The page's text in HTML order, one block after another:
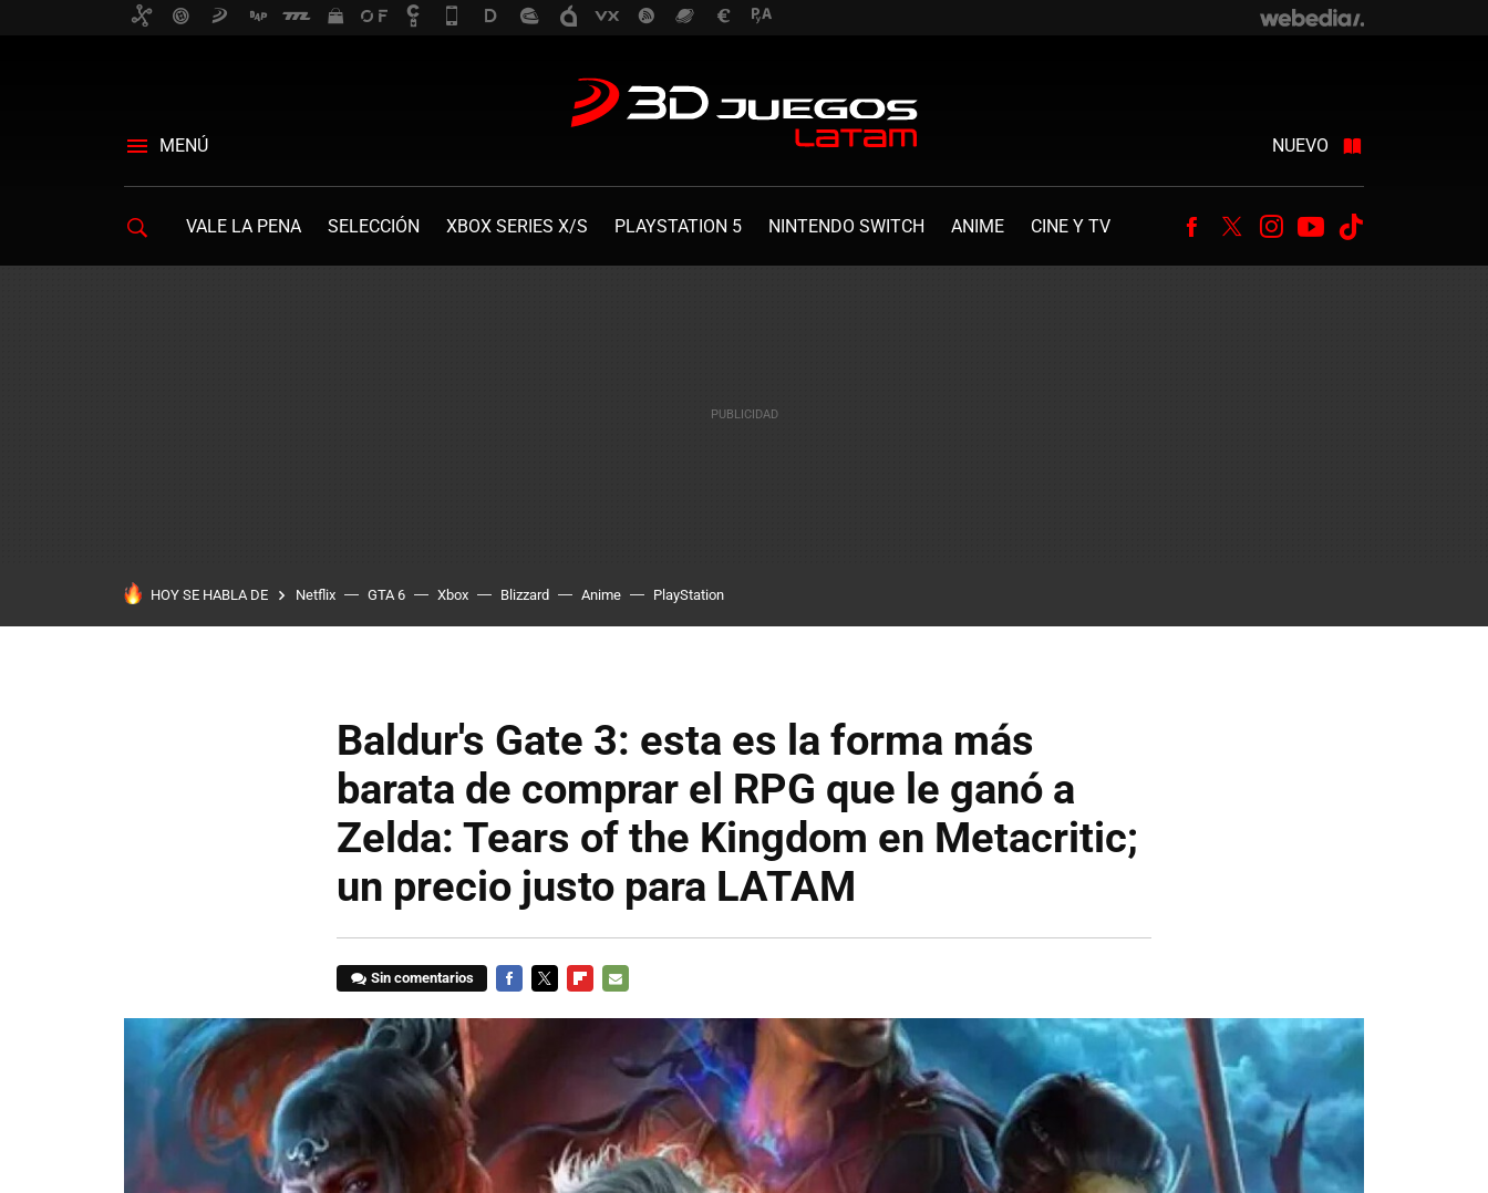
MENÚ NUEVO
VALE LA PENA SELECCIÓN XBOX SERIES X/S PLAYSTATION 5 NINTENDO SWITCH ANIME CINE Y TV Facebook
TwitterInstagram
Youtube
HOY SE HABLA DE Netflix GTA 6 Xbox Blizzard Anime PlayStation
Baldur's Gate 3: esta es la forma más
barata de comprar el RPG que le ganó a
Zelda: Tears of the Kingdom en Metacritic;
un precio justo para LATAM
Sin comentarios